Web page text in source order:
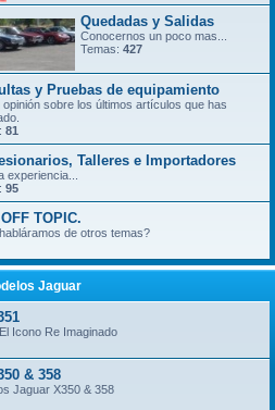
Quedadas y Salidas
Conocernos un poco mas...
Temas: 427
y Pruebas de equipamiento
opinión sobre los últimos artículos que has
81
Talleres e Importadores
experiencia...
95
TOPIC.
de otros temas?
Jaguar
Icono Re Imaginado
& 358
Jaguar X350 & 358